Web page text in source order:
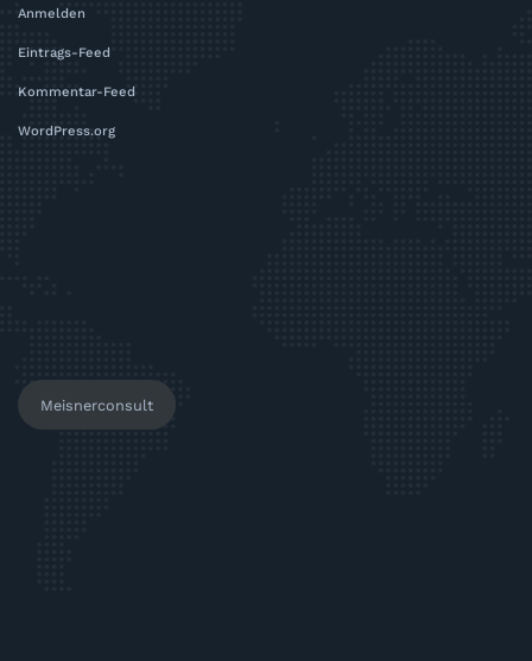
Anmelden
Eintrags-Feed
Kommentar-Feed
WordPress.org
Meisnerconsult